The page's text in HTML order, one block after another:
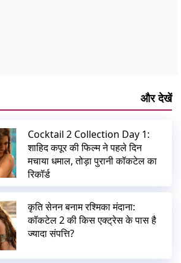
और देखें
Cocktail 2 Collection Day 1:
शाहिद कपूर की फिल्म ने पहले दिन
मचाया धमाल, तोड़ा पुरानी कॉकटेल का
रिकॉर्ड
कृति सेनन बनाम रश्मिका मंदाना:
कॉकटेल 2 की किस एक्ट्रेस के पास है
ज्यादा संपत्ति?